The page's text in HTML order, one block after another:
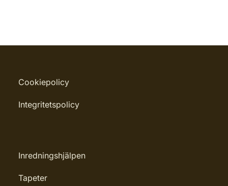
Cookiepolicy
Integritetspolicy
Inredningshjälpen
Tapeter